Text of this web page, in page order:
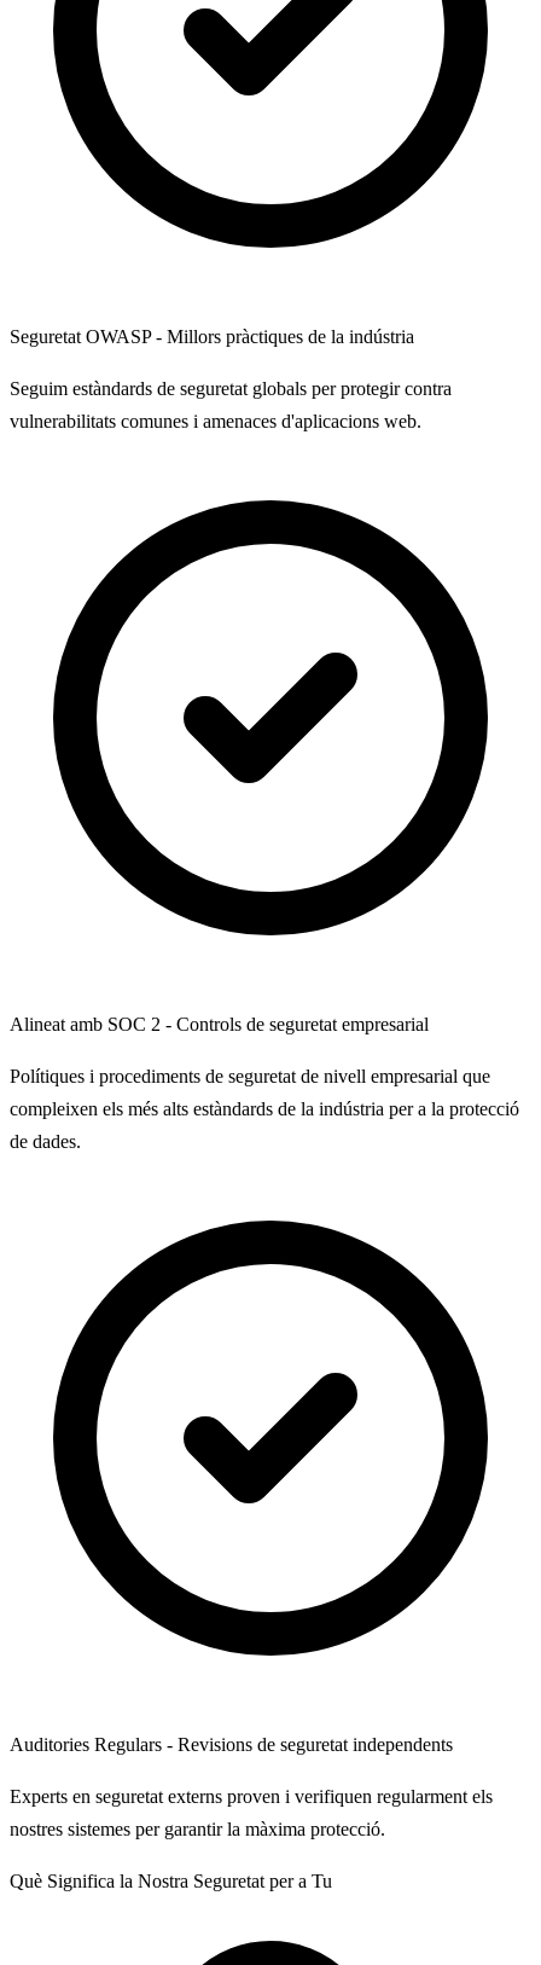
Seguretat OWASP - Millors pràctiques de la indústria
Seguim estàndards de seguretat globals per protegir contra
vulnerabilitats comunes i amenaces d'aplicacions web.
Alineat amb SOC 2 - Controls de seguretat empresarial
Polítiques i procediments de seguretat de nivell empresarial que
compleixen els més alts estàndards de la indústria per a la protecció
de dades.
Auditories Regulars - Revisions de seguretat independents
Experts en seguretat externs proven i verifiquen regularment els
nostres sistemes per garantir la màxima protecció.
Què Significa la Nostra Seguretat per a Tu